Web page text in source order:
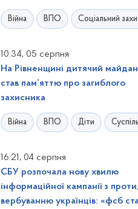
Війна ВПО Соціальний
10:34, 05 серпня
На Рівненщині дитячий
став пам’яттю про загиблого
захисника
Війна ВПО Діти
16:21, 04 серпня
СБУ розпочала нову хвилю
інформаційної кампанії з
вербуванню українців: «фсб